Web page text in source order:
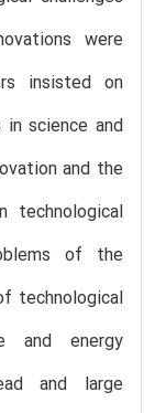
were
insisted on
in science and
and the
technological
of the
technological
and energy
and large